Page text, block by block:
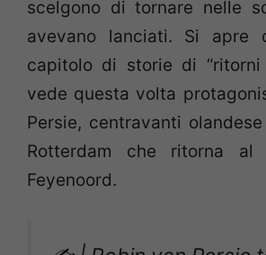
scelgono di tornare nelle
avevano lanciati. Si apre
capitolo di storie di “ritorni
vede questa volta
Persie, centravanti
Rotterdam che ritorna al
Feyenoord.